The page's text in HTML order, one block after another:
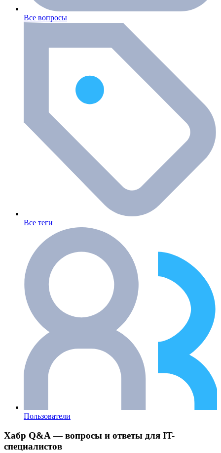
Все вопросы
Все теги
Пользователи
Хабр Q&A — вопросы и ответы для IT-
специалистов